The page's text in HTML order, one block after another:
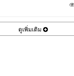
ดูเพิ่มเติม